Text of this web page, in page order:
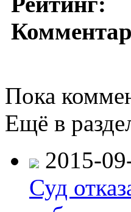
Пока
Ещё в
2015-
Суд